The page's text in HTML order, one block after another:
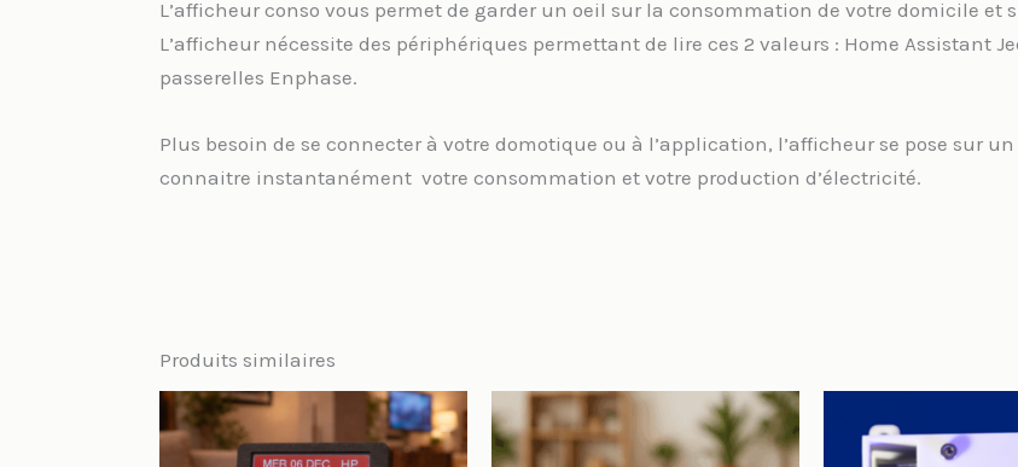
L’afficheur conso vous permet de garder un oeil sur la consommation de votre domicile et
L’afficheur nécessite des périphériques permettant de lire ces 2 valeurs : Home Assistant
passerelles Enphase.
Plus besoin de se connecter à votre domotique ou à l’application, l’afficheur se pose sur
connaitre instantanément votre consommation et votre production d’électricité.
Produits similaires